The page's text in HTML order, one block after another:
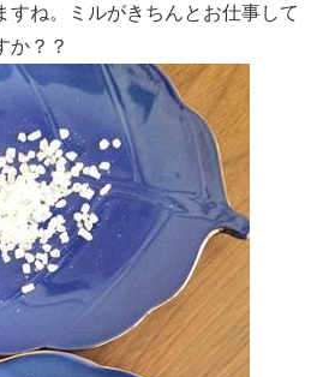
すね。ミルがきちんとお仕事して
か？？